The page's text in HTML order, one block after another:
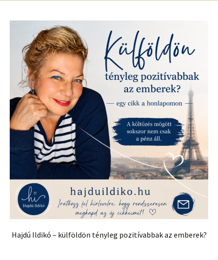
Hajdú Ildikó – külföldön tényleg pozitívabbak az emberek?